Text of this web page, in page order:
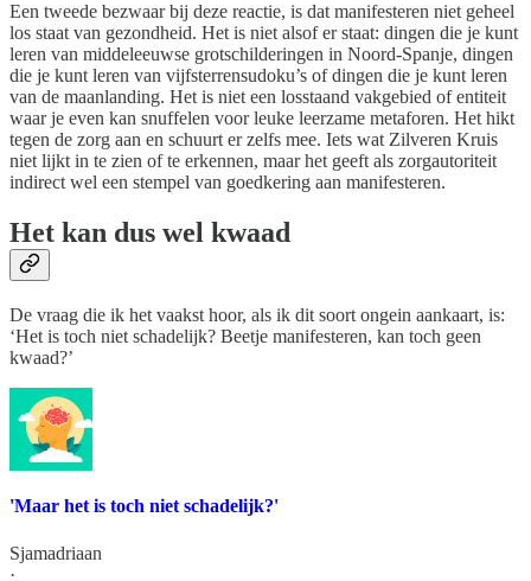
Een tweede bezwaar bij deze reactie, is dat manifesteren niet geheel
los staat van gezondheid. Het is niet alsof er staat: dingen die je kunt
leren van middeleeuwse grotschilderingen in Noord-Spanje, dingen
die je kunt leren van vijfsterrensudoku’s of dingen die je kunt leren
van de maanlanding. Het is niet een losstaand vakgebied of entiteit
waar je even kan snuffelen voor leuke leerzame metaforen. Het hikt
tegen de zorg aan en schuurt er zelfs mee. Iets wat Zilveren Kruis
niet lijkt in te zien of te erkennen, maar het geeft als zorgautoriteit
indirect wel een stempel van goedkering aan manifesteren.
Het kan dus wel kwaad
De vraag die ik het vaakst hoor, als ik dit soort ongein aankaart, is:
‘Het is toch niet schadelijk? Beetje manifesteren, kan toch geen
kwaad?’
'Maar het is toch niet schadelijk?'
Sjamadriaan
·